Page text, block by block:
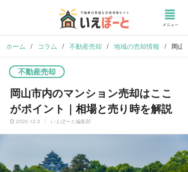
ホーム / コラム / 不動産売却 / 地域の売却情報 / 岡山
不動産売却
岡山市内のマンション売却はここ
がポイント｜相場と売り時を解説
2020.12.3 いえぽーと編集部